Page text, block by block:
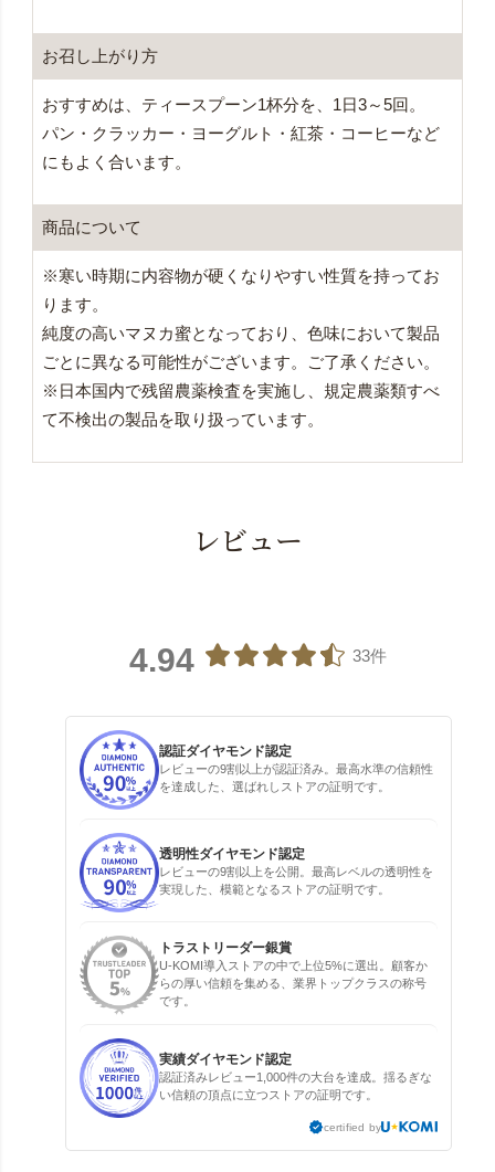
お召し上がり方
おすすめは、ティースプーン1杯分を、1日3～5回。
パン・クラッカー・ヨーグルト・紅茶・コーヒーなど
にもよく合います。
商品について
※寒い時期に内容物が硬くなりやすい性質を持ってお
ります。
純度の高いマヌカ蜜となっており、色味において製品
ごとに異なる可能性がございます。ご了承ください。
※日本国内で残留農薬検査を実施し、規定農薬類すべ
て不検出の製品を取り扱っています。
レビュー
4.94 33件
認証ダイヤモンド認定
レビューの9割以上が認証済み。最高水準の信頼性
を達成した、選ばれしストアの証明です。
透明性ダイヤモンド認定
レビューの9割以上を公開。最高レベルの透明性を
実現した、模範となるストアの証明です。
トラストリーダー銀賞
U-KOMI導入ストアの中で上位5%に選出。顧客か
らの厚い信頼を集める、業界トップクラスの称号
です。
実績ダイヤモンド認定
認証済みレビュー1,000件の大台を達成。揺るぎな
い信頼の頂点に立つストアの証明です。
certified by